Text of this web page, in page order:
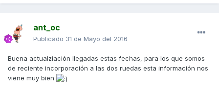
ant_oc
Publicado 31 de Mayo del 2016
Buena actualziación llegadas estas fechas, para los que somos
de reciente incorporación a las dos ruedas esta información nos
viene muy bien